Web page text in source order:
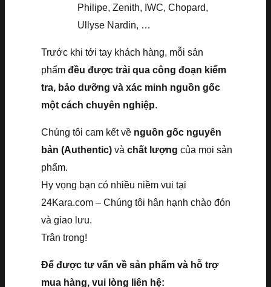
Philipe, Zenith, IWC, Chopard,
Ullyse Nardin, …
Trước khi tới tay khách hàng, mỗi sản
phẩm đều được trải qua công đoạn kiểm
tra, bảo dưỡng và xác minh nguồn gốc
một cách chuyên nghiệp.
Chúng tôi cam kết về nguồn gốc nguyên
bản (Authentic) và chất lượng của mọi sản
phẩm.
Hy vọng bạn có nhiều niềm vui tại
24Kara.com – Chúng tôi hân hạnh chào đón
và giao lưu.
Trân trọng!
Để được tư vấn về sản phẩm và hỗ trợ
mua hàng, vui lòng liên hệ: